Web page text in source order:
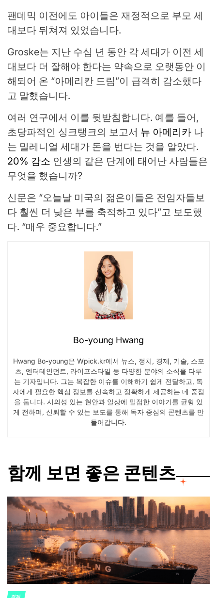
팬데믹 이전에도 아이들은 재정적으로 부모 세
대보다 뒤쳐져 있었습니다.
Groske는 지난 수십 년 동안 각 세대가 이전 세
대보다 더 잘해야 한다는 약속으로 오랫동안 이
해되어 온 “아메리칸 드림”이 급격히 감소했다
고 말했습니다.
여러 연구에서 이를 뒷받침합니다. 예를 들어,
초당파적인 싱크탱크의 보고서 뉴 아메리카 나
는 밀레니얼 세대가 돈을 번다는 것을 알았다.
20% 감소 인생의 같은 단계에 태어난 사람들은
무엇을 했습니까?
신문은 “오늘날 미국의 젊은이들은 전임자들보
다 훨씬 더 낮은 부를 축적하고 있다”고 보도했
다. “매우 중요합니다.”
Bo-young Hwang
Hwang Bo-young은 Wpick.kr에서 뉴스, 정치, 경제, 기술, 스포
츠, 엔터테인먼트, 라이프스타일 등 다양한 분야의 소식을 다루
는 기자입니다. 그는 복잡한 이슈를 이해하기 쉽게 전달하고, 독
자에게 필요한 핵심 정보를 신속하고 정확하게 제공하는 데 중점
을 둡니다. 시의성 있는 현안과 일상에 밀접한 이야기를 균형 있
게 전하며, 신뢰할 수 있는 보도를 통해 독자 중심의 콘텐츠를 만
들어갑니다.
함께 보면 좋은 콘텐츠
경제